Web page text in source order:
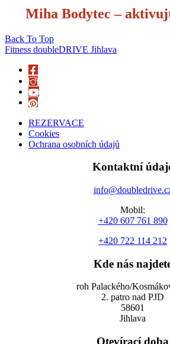
Miha Bodytec –
Back To Top
Fitness doubleDRIVE Jihlava
REZERVACE
Cookies
Ochrana osobních údajů
Kontaktní
Mobil:
+420 607 761 890
+420 722 114 212
Kde nás
roh Palackého/
2. patro nad PJD
58601
Jihlava
Otevírací doba